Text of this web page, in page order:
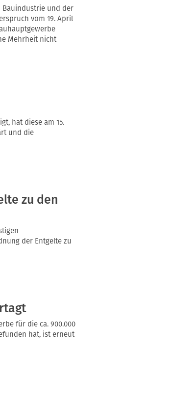
Bauindustrie und der
vom 19. April
Mehrheit nicht
hat diese am 15.
und die
zu den
der Entgelte zu
für die ca. 900.000
hat, ist erneut